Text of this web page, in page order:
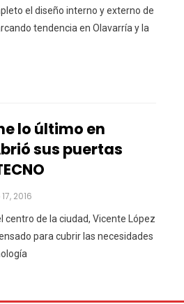
el diseño interno y externo de
tendencia en Olavarría y la
lo último en
sus puertas
2016
centro de la ciudad, Vicente López
para cubrir las necesidades